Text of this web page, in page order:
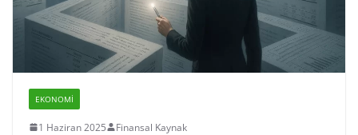
EKONOMI
1 Haziran 2025 Finansal Kaynak